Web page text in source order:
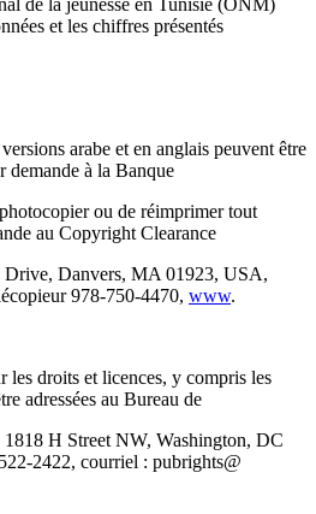
et les chiffres présentés
arabe et en anglais peuvent être
demande à la Banque
ou de réimprimer tout
au Copyright Clearance
Drive, Danvers, MA 01923, USA,
978-750-4470, www.
les droits et licences, y compris les
adressées au Bureau de
H Street NW, Washington, DC
2422, courriel : pubrights@